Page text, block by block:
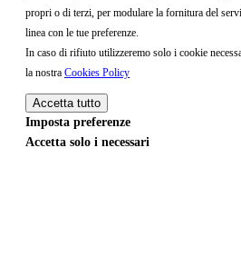
propri o di terzi, per modulare la fornitura del
linea con le tue preferenze.
In caso di rifiuto utilizzeremo solo i cookie
la nostra Cookies Policy
Accetta tutto
Imposta preferenze
Accetta solo i necessari